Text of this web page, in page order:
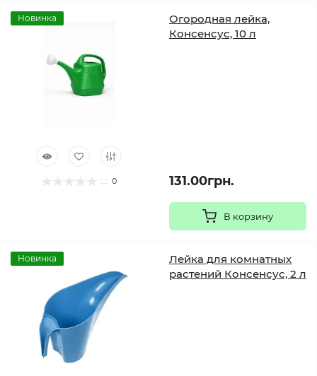
Новинка
0
Огородная лейка,
Консенсус, 10 л
131.00грн.
В корзину
Новинка
Лейка для комнатных
растений Консенсус, 2 л